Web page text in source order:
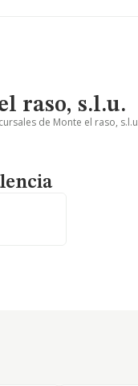
raso, s.l.u.
de Monte el raso,